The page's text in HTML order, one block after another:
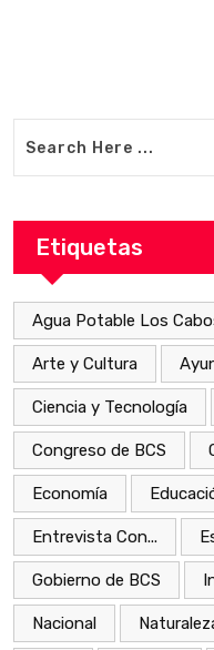
Etiquetas
Agua Potable Los
Arte y Cultura
Ciencia y Tecnología
Congreso de BCS
Economía
Entrevista Con...
Gobierno de BCS
Nacional